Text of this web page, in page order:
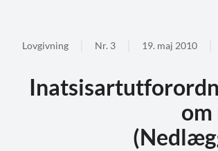
Lovgivning Nr. 3 19. maj 2010